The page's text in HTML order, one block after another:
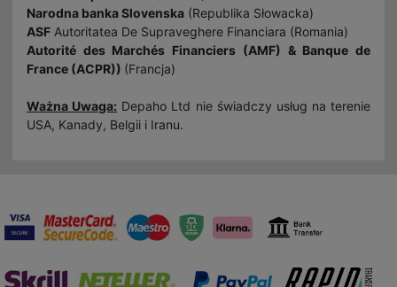
Narodna banka Slovenska (Republika Słowacka)
ASF Autoritatea De Supraveghere Financiara (Romania)
Autorité des Marchés Financiers (AMF) & Banque de
France (ACPR)) (Francja)
Ważna Uwaga: Depaho Ltd nie świadczy usług na terenie
USA, Kanady, Belgii i Iranu.